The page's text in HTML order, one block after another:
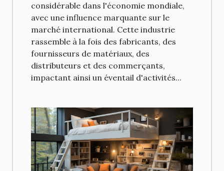
considérable dans l'économie mondiale,
avec une influence marquante sur le
marché international. Cette industrie
rassemble à la fois des fabricants, des
fournisseurs de matériaux, des
distributeurs et des commerçants,
impactant ainsi un éventail d'activités...